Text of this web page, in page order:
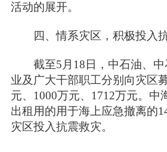
活动的展开。
四、情系灾区，积极投入
截至5月18日，中石油、中
业及广大干部职工分别向灾区
元、1000万元、1712万元。中
出租用的用于海上应急撤离的
灾区投入抗震救灾。